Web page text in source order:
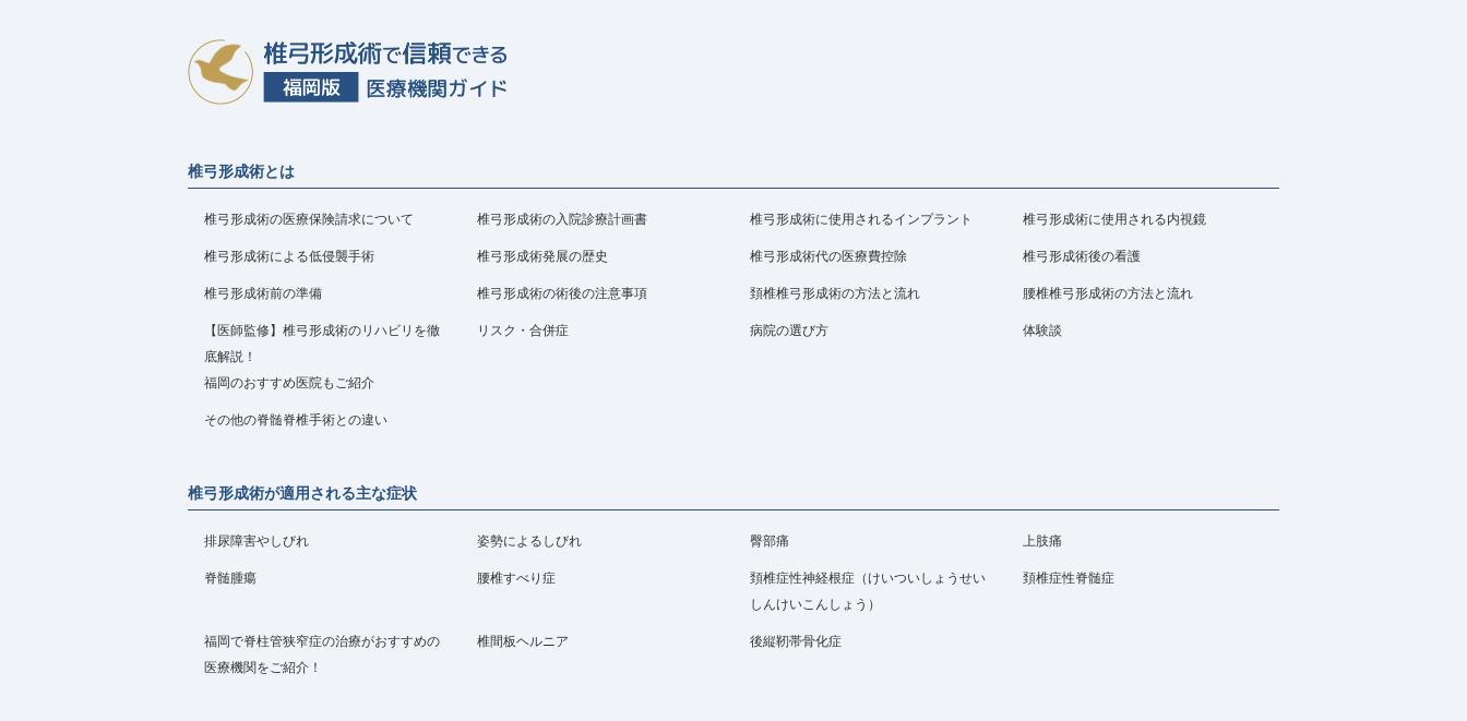
椎弓形成術とは
椎弓形成術の医療保険請求について 椎弓形成術の入院診療計画書 椎弓形成術に使用されるインプラント
椎弓形成術に使用される内視鏡
椎弓形成術による低侵襲手術
椎弓形成術発展の歴史 椎弓形成術代の医療費控除
椎弓形成術後の看護
椎弓形成術前の準備
椎弓形成術の術後の注意事項 頚椎椎弓形成術の方法と流れ
腰椎椎弓形成術の方法と流れ
【医師監修】椎弓形成術のリハビリを徹
底解説！
福岡のおすすめ医院もご紹介
リスク・合併症 病院の選び方 体験談
その他の脊髄脊椎手術との違い
椎弓形成術が適用される主な症状
排尿障害やしびれ 姿勢によるしびれ 臀部痛
上肢痛
脊髄腫瘍
腰椎すべり症
頚椎症性神経根症（けいついしょうせい
しんけいこんしょう）
頚椎症性脊髄症
福岡で脊柱管狭窄症の治療がおすすめの
医療機関をご紹介！
椎間板ヘルニア 後縦靭帯骨化症